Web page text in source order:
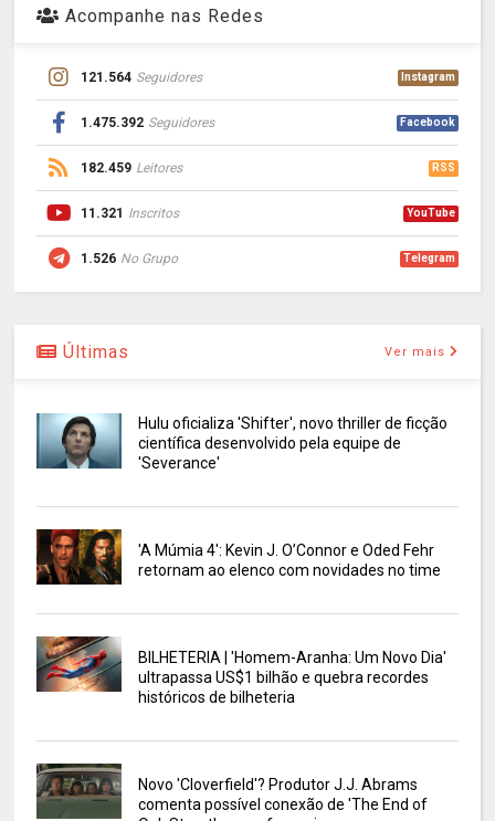
Acompanhe nas Redes
121.564 Seguidores Instagram
1.475.392 Seguidores Facebook
182.459 Leitores RSS
11.321 Inscritos YouTube
1.526 No Grupo Telegram
Últimas Ver mais
Hulu oficializa 'Shifter', novo thriller de ficção
científica desenvolvido pela equipe de
'Severance'
'A Múmia 4': Kevin J. O’Connor e Oded Fehr
retornam ao elenco com novidades no time
BILHETERIA | 'Homem-Aranha: Um Novo Dia'
ultrapassa US$1 bilhão e quebra recordes
históricos de bilheteria
Novo 'Cloverfield'? Produtor J.J. Abrams
comenta possível conexão de 'The End of